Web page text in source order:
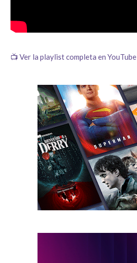
📺 Ver la playlist completa en YouTube